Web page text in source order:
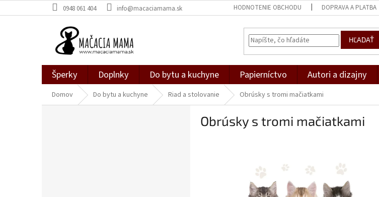
na
0948 061 404 info@macaciamama.sk HODNOTENIE OBCHODU DOPRAVA A PLATBA
HĽADAŤ
Šperky Doplnky Do bytu a kuchyne Papierníctvo Autori a dizajny
Domov Do bytu a kuchyne Riad a stolovanie Obrúsky s tromi mačiatkami
Obrúsky s tromi mačiatkami